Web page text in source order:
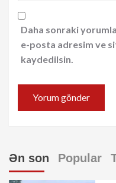
Daha sonraki
e-posta adresim ve
kaydedilsin.
Ən son Popular